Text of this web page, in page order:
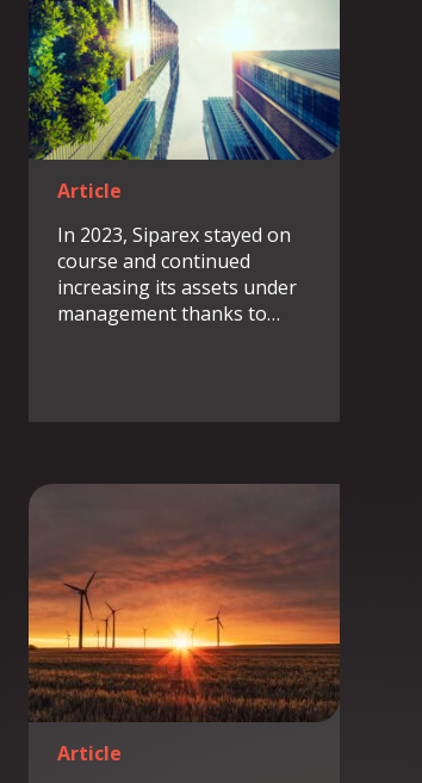
Article
In 2023, Siparex stayed on
course and continued
increasing its assets under
management thanks to…
Article